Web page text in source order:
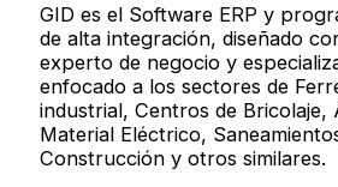
GID es el Software ERP y
de alta integración, diseñado
experto de negocio y
enfocado a los sectores de
industrial, Centros de Bricolaje,
Material Eléctrico,
Construcción y otros similares.